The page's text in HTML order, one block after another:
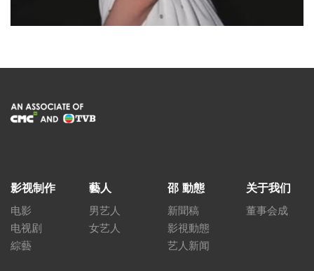
影视制作
电影
电视剧
綜藝
藝人
男艺人
女艺人
邵 動態
新聞稿
影視動態
艺人新闻
关于我们
董事会成